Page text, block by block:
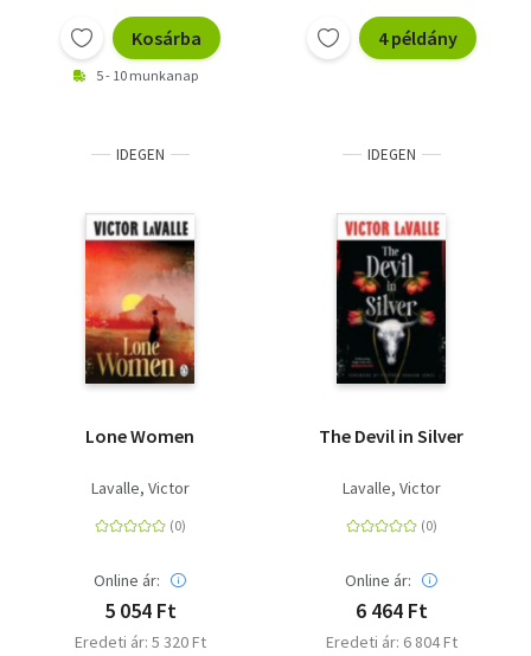
Kosárba
5 - 10 munkanap
4 példány
IDEGEN
Lone Women
Lavalle, Victor
Online ár:
5 054 Ft
Eredeti ár: 5 320 Ft
IDEGEN
The Devil in Silver
Lavalle, Victor
Online ár:
6 464 Ft
Eredeti ár: 6 804 Ft